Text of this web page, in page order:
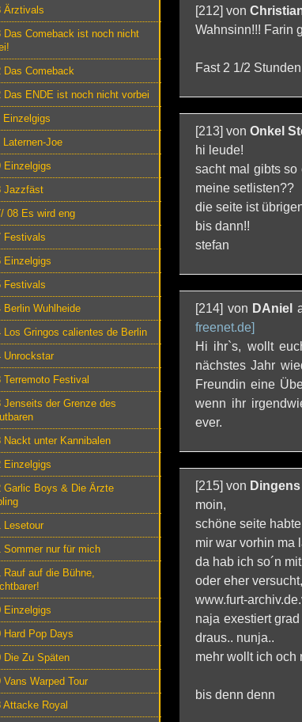
Ärztivals
Das Comeback ist noch nicht
Das Comeback
Das ENDE ist noch nicht vorbei
Einzelgigs
Laternen-Joe
Einzelgigs
Jazzfäst
08 Es wird eng
Festivals
Einzelgigs
Festivals
Berlin Wuhlheide
Los Gringos calientes de Berlin
Unrockstar
Terremoto Festival
Jenseits der Grenze des
Nackt unter Kannibalen
Einzelgigs
Garlic Boys & Die Ärzte
Lesetour
Sommer nur für mich
Rauf auf die Bühne,
Einzelgigs
Hard Pop Days
Die Zu Späten
Vans Warped Tour
Attacke Royal
[212] von
Wahnsinn!!! Farin
Fast 2 1/2
[213] von Onkel
hi leude!
sacht mal gibts
meine setlisten??
die seite ist
bis dann!!
stefan
[214] von DAniel
freenet.de]
Hi ihr`s, wollt
nächstes Jahr
Freundin eine
wenn ihr
ever.
[215] von Dingens
moin,
schöne seite
mir war vorhin ma
da hab ich so´n
oder eher
www.furt-
naja exestiert
draus.. nunja..
mehr wollt ich och
bis denn denn